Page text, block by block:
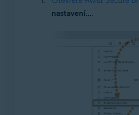
nastavení....